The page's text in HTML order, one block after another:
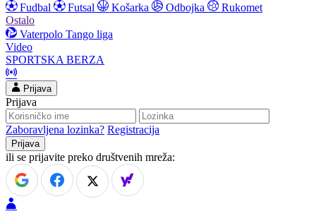
Fudbal
Futsal Košarka Odbojka
Rukomet
Ostalo
Vaterpolo Tango liga
Video
SPORTSKA BERZA
Prijava
Prijava
Zaboravljena lozinka? Registracija
ili se prijavite preko društvenih mreža: